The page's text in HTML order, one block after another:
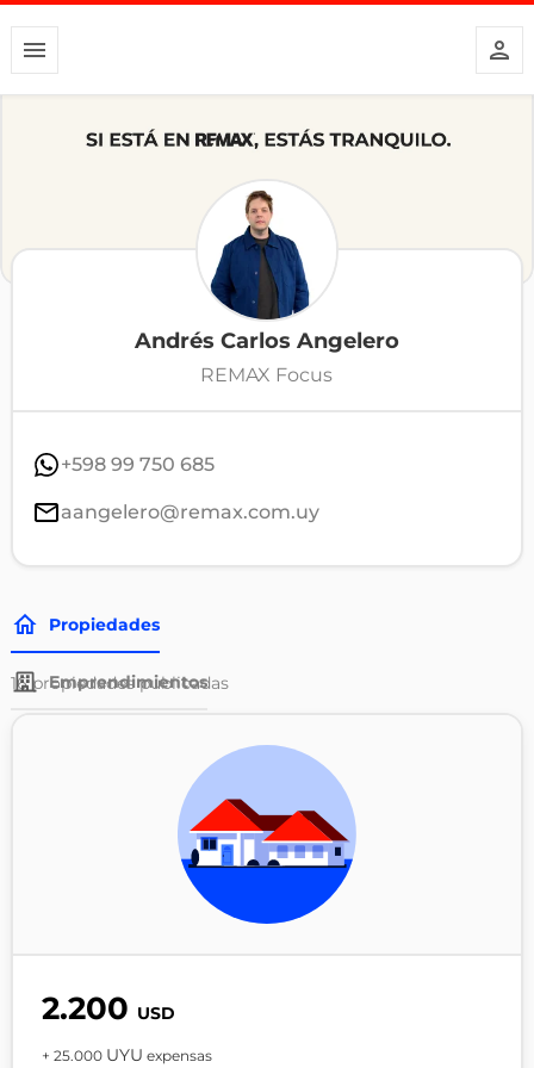
Andrés Carlos Angelero
REMAX Focus
+598 99 750 685
aangelero@remax.com.uy
Propiedades
Emprendimientos
16propiedades publicadas
2.200 USD
+ 25.000 UYU expensas